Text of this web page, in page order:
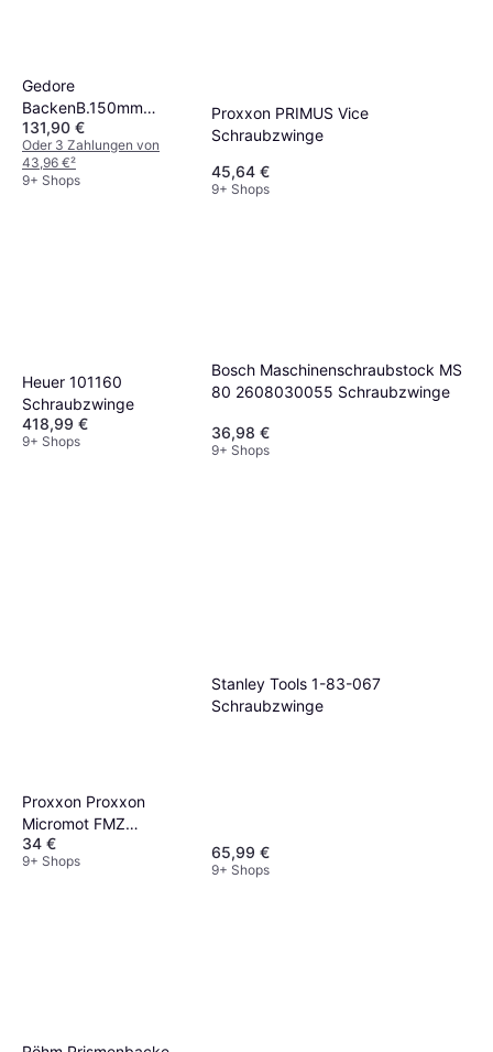
Gedore
BackenB.150mm
drehbar 14kg
Schraubzwinge
131,90 €
Oder 3 Zahlungen von
43,96 €²
9+ Shops
Proxxon PRIMUS Vice
Schraubzwinge
45,64 €
9+ Shops
Heuer 101160
Schraubzwinge
418,99 €
9+ Shops
Bosch Maschinenschraubstock MS
80 2608030055 Schraubzwinge
36,98 €
9+ Shops
Proxxon Proxxon
Micromot FMZ
Precision Vice
Schraubzwinge
34 €
9+ Shops
Stanley Tools 1-83-067
Schraubzwinge
65,99 €
9+ Shops